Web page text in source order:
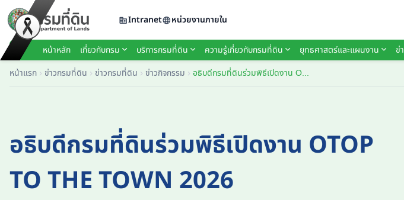
Intranet หน่วยงานภายใน
หน้าหลัก เกี่ยวกับกรม บริการกรมที่ดิน ความรู้เกี่ยวกับกรมที่ดิน ยุทธศาสตร์และแผนงาน ข่
หน้าแรก
ข่าวกรมที่ดิน ข่าวกรมที่ดิน ข่าวกิจกรรม อธิบดีกรมที่ดินร่วมพิธีเปิดงาน OTOP TO THE TOWN 2026
อธิบดีกรมที่ดินร่วมพิธีเปิดงาน OTOP
TO THE TOWN 2026